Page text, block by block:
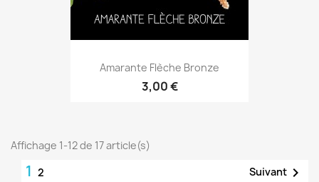
Amarante Flèche Bronze
3,00 €
Affichage 1-12 de 17 article(s)
1 2 Suivant 